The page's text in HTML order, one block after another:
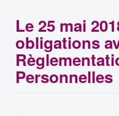
Le 25 mai
obligations
Personnelles